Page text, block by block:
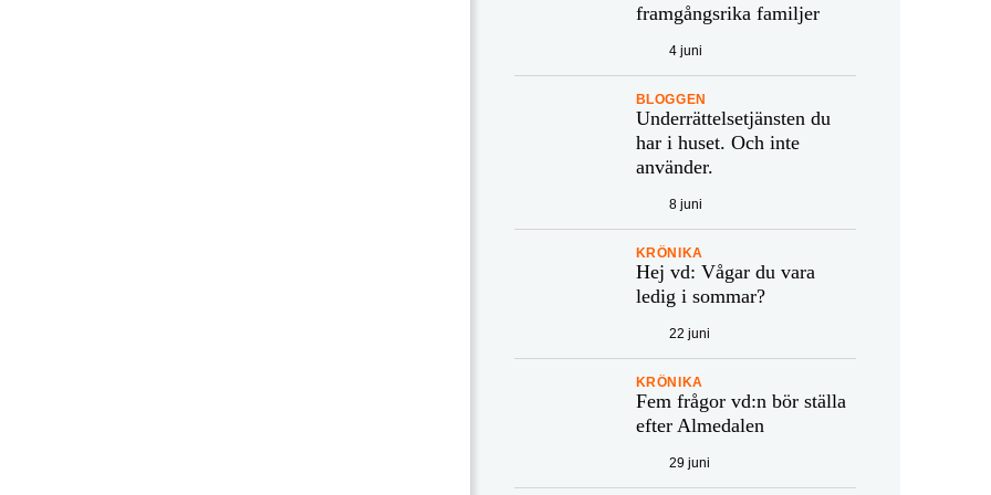
framgångsrika familjer
4 juni
BLOGGEN
Underrättelsetjänsten du
har i huset. Och inte
använder.
8 juni
KRÖNIKA
Hej vd: Vågar du vara
ledig i sommar?
22 juni
KRÖNIKA
Fem frågor vd:n bör ställa
efter Almedalen
29 juni